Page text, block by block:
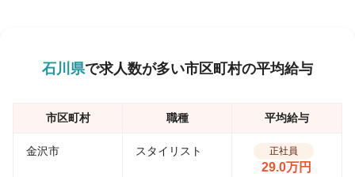
石川県で求人数が多い市区町村の平均給与
市区町村 職種 平均給与
金沢市 スタイリスト 正社員
29.0万円